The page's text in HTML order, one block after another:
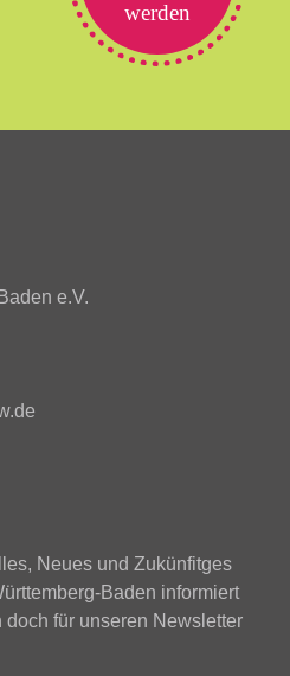
werden
e.V.
Neues und Zukünfitges
Baden informiert
für unseren Newsletter